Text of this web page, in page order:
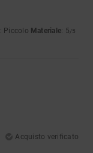
: Piccolo Materiale: 5/5
Acquisto verificato